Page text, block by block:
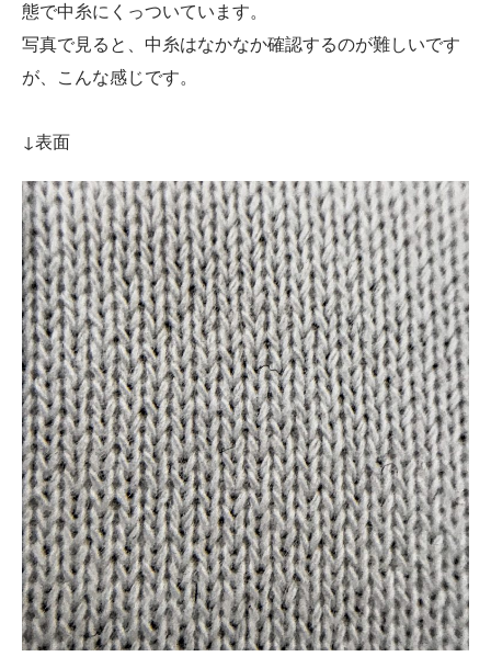
態で中糸にくっついています。
写真で見ると、中糸はなかなか確認するのが難しいです
が、こんな感じです。
↓表面